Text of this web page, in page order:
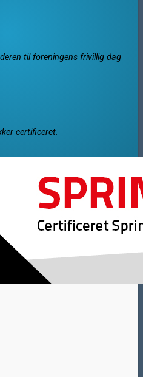
til foreningens frivillig dag
certificeret.